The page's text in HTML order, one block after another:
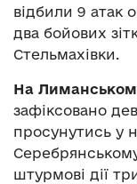
відбили 9 атак
два бойових
Стельмахівки.
На
зафіксовано
просунутись у
штурмові дії